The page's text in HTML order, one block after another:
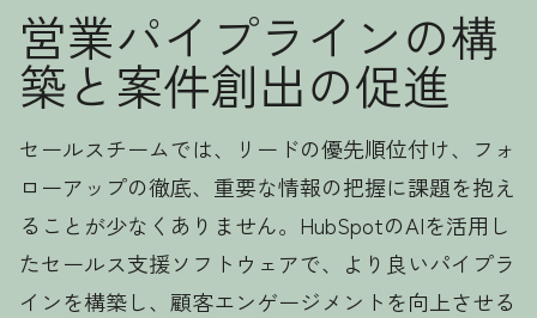
営業パイプラインの構
築と案件創出の促進
セールスチームでは、リードの優先順位付け、フォ
ローアップの徹底、重要な情報の把握に課題を抱え
ることが少なくありません。HubSpotのAIを活用し
たセールス支援ソフトウェアで、より良いパイプラ
インを構築し、顧客エンゲージメントを向上させる